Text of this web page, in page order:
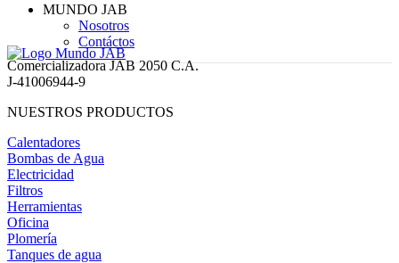
MUNDO JAB
Nosotros
Contáctos
Comercializadora JAB 2050 C.A.
J-41006944-9
NUESTROS PRODUCTOS
Calentadores
Bombas de Agua
Electricidad
Filtros
Herramientas
Oficina
Plomería
Tanques de agua